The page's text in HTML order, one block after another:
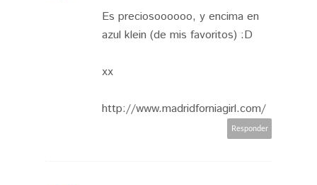
Es preciosoooooo, y encima en
azul klein (de mis favoritos) :D
xx
http://www.madridforniagirl.com/
Responder